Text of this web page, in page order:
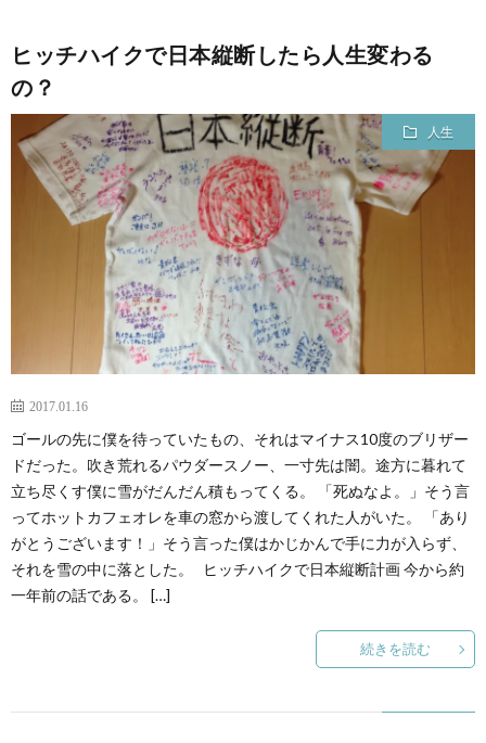
ヒッチハイクで日本縦断したら人生変わる
の？
人生
2017.01.16
ゴールの先に僕を待っていたもの、それはマイナス10度のブリザー
ドだった。吹き荒れるパウダースノー、一寸先は闇。途方に暮れて
立ち尽くす僕に雪がだんだん積もってくる。 「死ぬなよ。」そう言
ってホットカフェオレを車の窓から渡してくれた人がいた。 「あり
がとうございます！」そう言った僕はかじかんで手に力が入らず、
それを雪の中に落とした。 ヒッチハイクで日本縦断計画 今から約
一年前の話である。 […]
続きを読む